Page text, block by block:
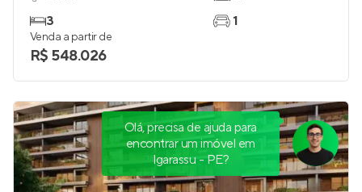
3
1
Venda a partir de
R$ 548.026
Olá, precisa de ajuda para
encontrar um imóvel em
Igarassu - PE?